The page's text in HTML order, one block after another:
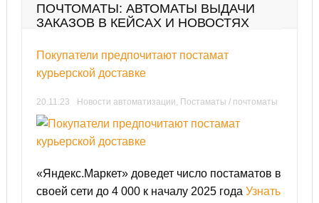
ПОЧТОМАТЫ: АВТОМАТЫ ВЫДАЧИ
ЗАКАЗОВ В КЕЙСАХ И НОВОСТЯХ
Покупатели предпочитают постамат
курьерской доставке
20.11.23 Новости автоматизации, Постаматы / почтоматы
«Яндекс.Маркет» доведет число постаматов в
своей сети до 4 000 к началу 2025 года Узнать